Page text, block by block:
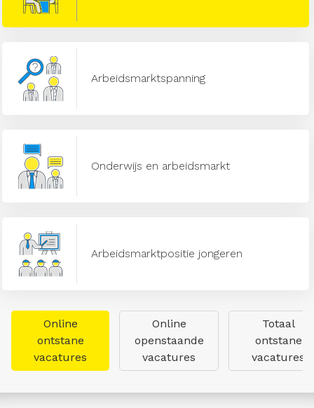
Arbeidsmarktspanning
Onderwijs en arbeidsmarkt
Arbeidsmarktpositie jongeren
Online
ontstane
vacatures
Online
openstaande
vacatures
Totaal
ontstane
vacatures